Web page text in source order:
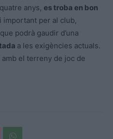
anys, es troba en bon
important per al club,
podrà gaudir d’una
a les exigències actuals.
el terreny de joc de